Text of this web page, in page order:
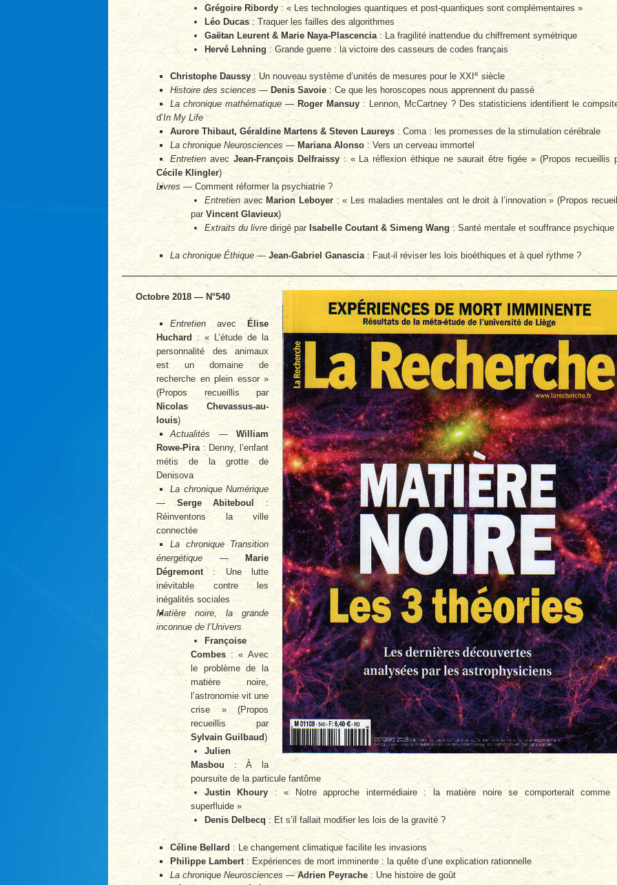
Grégoire Ribordy : « Les technologies quantiques et post-quantiques sont complémentaires »
Léo Ducas: Traquer les failles des algorithmes
Gaëtan Leurent & Marie Naya-Plascencia: La fragilité inattendue du chiffrement symétrique
Hervé Lehning: Grande guerre : la victoire des casseurs de codes français
Christophe Daussy : Un nouveau système d’unités de mesures pour le XXIesiècle
Histoire des sciences—Denis Savoie : Ce que les horoscopes nous apprennent du passé
La chronique mathématique— Roger Mansuy: Lennon, McCartney ? Des statisticiens identifient le
d’In My Life
Aurore Thibaut, Géraldine Martens & Steven Laureys : Coma : les promesses de la stimulation cérébrale
La chronique Neurosciences— Mariana Alonso : Vers un cerveau immortel
Entretien avec Jean-François Delfraissy: « La réflexion éthique ne saurait être figée » (Propos recueillis
Cécile Klingler)
Livres — Comment réformer la psychiatrie ?
Entretien avec Marion Leboyer: « Les maladies mentales ont le droit à l’innovation » (Propos
par Vincent Glavieux)
Extraits du livre dirigé par Isabelle Coutant & Simeng Wang: Santé mentale et souffrance psychique
La chronique Éthique—Jean-Gabriel Ganascia : Faut-il réviser les lois bioéthiques et à quel rythme ?
Octobre 2018 — N°540
Entretien avecÉlise
Huchard : « L’étude de la
personnalité des animaux
est un domaine de
recherche en plein essor »
(Propos recueillis par
Nicolas Chevassus-au-
louis)
Actualités — William
Rowe-Pira: Denny, l’enfant
métis de la grotte de
Denisova
La chronique Numérique
—Serge Abiteboul :
Réinventons la ville
connectée
La chronique Transition
énergétique— Marie
Dégremont: Une lutte
inévitable contre les
inégalités sociales
Matière noire, la grande
inconnue de l’Univers
Françoise
Combes : « Avec
le problème de la
matière noire,
l’astronomie vit une
crise » (Propos
recueillis par
Sylvain Guilbaud)
Julien
Masbou : À la
poursuite de la particule fantôme
Justin Khoury : « Notre approche intermédiaire : la matière noire se comporterait comme
superfluide »
Denis Delbecq : Et s’il fallait modifier les lois de la gravité ?
Céline Bellard : Le changement climatique facilite les invasions
Philippe Lambert: Expériences de mort imminente : la quête d’une explication rationnelle
La chronique Neurosciences—Adrien Peyrache : Une histoire de goût